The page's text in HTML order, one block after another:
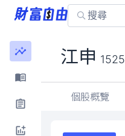
江申 1525
個股概覽